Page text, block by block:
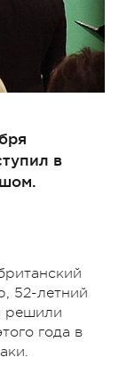
в
52-летний
решили
года в